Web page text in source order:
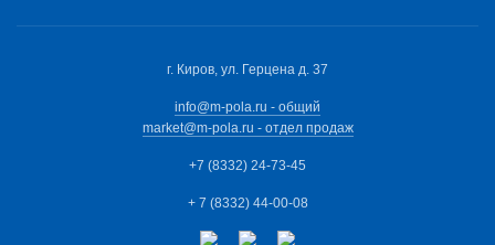
г. Киров, ул. Герцена д. 37
info@m-pola.ru - общий
market@m-pola.ru - отдел продаж
+7 (8332) 24-73-45
+ 7 (8332) 44-00-08